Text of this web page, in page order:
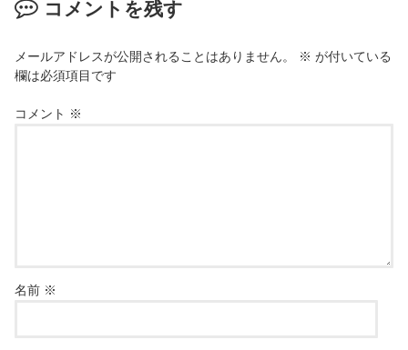
コメントを残す
メールアドレスが公開されることはありません。 ※ が付いている
欄は必須項目です
コメント ※
名前 ※